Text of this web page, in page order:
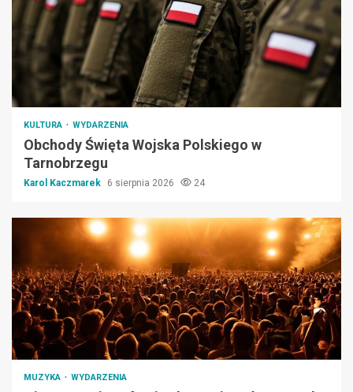
KULTURA WYDARZENIA
Obchody Święta Wojska Polskiego w
Tarnobrzegu
Karol Kaczmarek 6 sierpnia 2026 24
MUZYKA WYDARZENIA